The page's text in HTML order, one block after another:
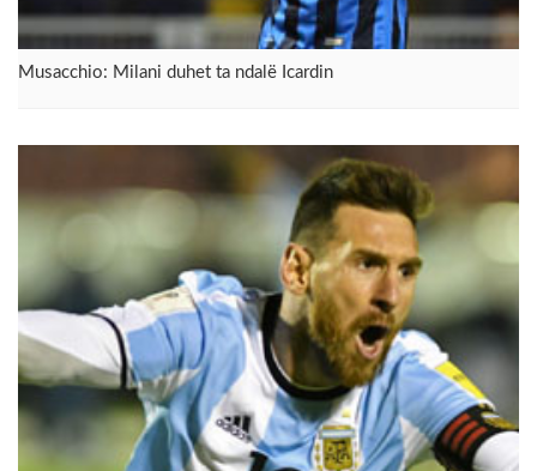
Musacchio: Milani duhet ta ndalë Icardin